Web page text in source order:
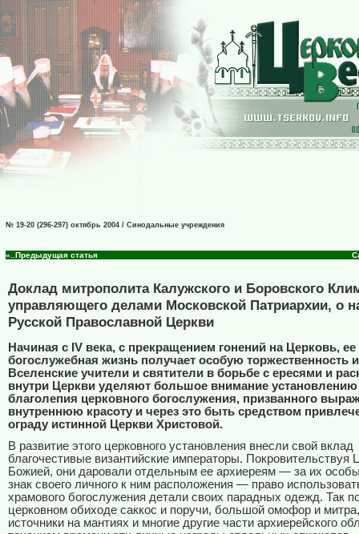
№ 19-20 (296-297) октябрь 2004 / Синодальные учреждения
«..Предыдущая статья
Доклад митрополита Калужского и Боровского
управляющего делами Московской Патриархии, о
Русской Православной Церкви
Начиная с IV века, с прекращением гонений на Церковь, ее
богослужебная жизнь получает особую торжественность
Вселенские учители и святители в борьбе с ересями и
внутри Церкви уделяют большое внимание установлению
благолепия церковного богослужения, призванного
внутреннюю красоту и через это быть средством
ограду истинной Церкви Христовой.
В развитие этого церковного установления внесли свой вклад
благочестивые византийские императоры. Покровительствуя
Божией, они даровали отдельным ее архиереям — за их
знак своего личного к ним расположения — право
храмового богослужения детали своих парадных одежд. Так
церковном обиходе саккос и поручи, большой омофор и
источники на мантиях и многие другие части архиерейского